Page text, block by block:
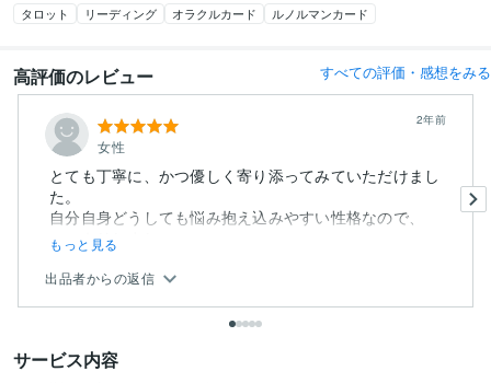
タロット リーディング オラクルカード ルノルマンカード
高評価のレビュー すべての評価・感想をみる
女性
2年前
とても丁寧に、かつ優しく寄り添ってみていただけまし
た。
自分自身どうしても悩み抱え込みやすい性格なので、
スッキリしまし...
もっと見る
出品者からの返信
サービス内容